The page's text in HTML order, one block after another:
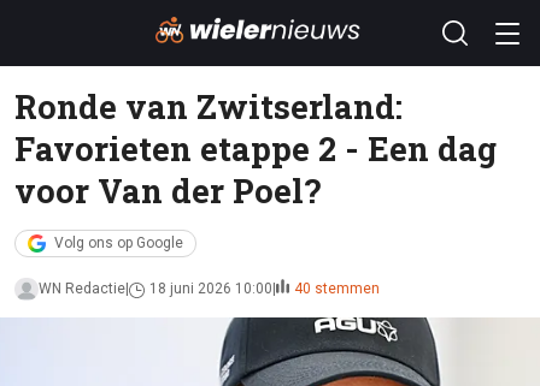
Ronde van Zwitserland:
Favorieten etappe 2 - Een dag
voor Van der Poel?
Volg ons op Google
WN Redactie 18 juni 2026 10:00 40 stemmen